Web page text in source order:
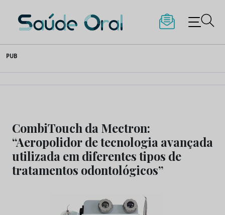
to
content
Saúde Oral
PUB
CombiTouch da Mectron:
“Aeropolidor de tecnologia avançada
utilizada em diferentes tipos de
tratamentos odontológicos”